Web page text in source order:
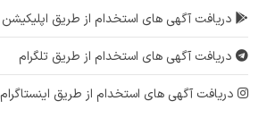
کارشناس مکانیک
البرز
دریافت آگهی های استخدام از طریق اپلیکیشن
دریافت آگهی های استخدام از طریق تلگرام
دریافت آگهی های استخدام از طریق اینستاگرام